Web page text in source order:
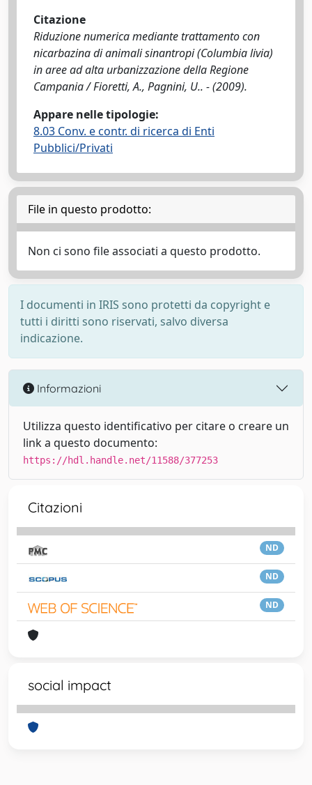
Citazione
Riduzione numerica mediante trattamento con
nicarbazina di animali sinantropi (Columbia livia)
in aree ad alta urbanizzazione della Regione
Campania / Fioretti, A., Pagnini, U.. - (2009).
Appare nelle tipologie:
8.03 Conv. e contr. di ricerca di Enti
Pubblici/Privati
File in questo prodotto:
Non ci sono file associati a questo prodotto.
I documenti in IRIS sono protetti da copyright e
tutti i diritti sono riservati, salvo diversa
indicazione.
Informazioni
Utilizza questo identificativo per citare o creare un
link a questo documento:
https://hdl.handle.net/11588/377253
Citazioni
ND
ND
ND
social impact